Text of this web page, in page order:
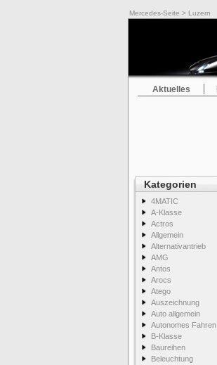
Mercedes-Seite > Luzern
Aktuelles
Kategorien
4MATIC
A-Klasse
Actros
Allgemein
Alternativantrieb
AMG
Antos
Arocs
Atego
Auszeichnung
Auto allgemein
Autonomes Fahren
B-Klasse
Baureihen
Beleuchtung